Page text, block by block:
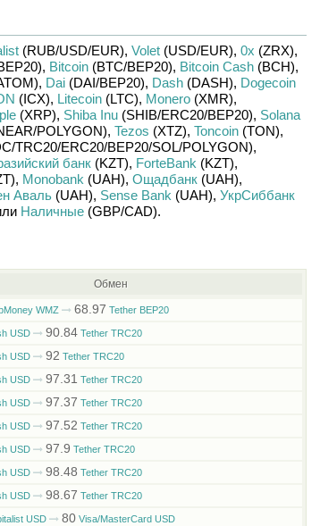
(RUB/USD/EUR), Volet(USD/EUR), 0x (ZRX),
, Bitcoin(BTC/BEP20), Bitcoin Cash(BCH),
, Dai(DAI/BEP20), Dash(DASH), Dogecoin
(ICX), Litecoin(LTC), Monero(XMR),
(XRP), Shiba Inu(SHIB/ERC20/BEP20), Solana
POLYGON), Tezos (XTZ), Toncoin(TON),
TRC20/ERC20/BEP20/SOL/POLYGON),
банк(KZT), ForteBank (KZT),
, Monobank (UAH), Ощадбанк(UAH),
Аваль(UAH), Sense Bank (UAH), УкрСиббанк
Наличные(GBP/CAD).
Обмен
WMZ 68.97 Tether BEP20
USD 90.84Tether TRC20
USD 92 Tether TRC20
USD 97.31 Tether TRC20
USD 97.37 Tether TRC20
USD 97.52 Tether TRC20
USD 97.9 Tether TRC20
USD 98.48 Tether TRC20
USD 98.67 Tether TRC20
USD 80Visa/MasterCard USD